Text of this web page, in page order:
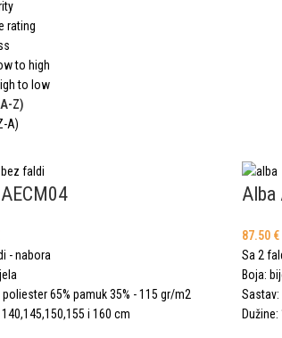
rating
to high
to low
Z)
A)
- nabora
65% pamuk 35% - 115 gr/m2
140,145,150,155 i 160 cm
Alba
87.50 €
Sa 2
Boja:
Sastav: